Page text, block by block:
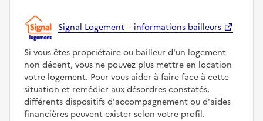
Signal Logement – informations bailleurs
Si vous êtes propriétaire ou bailleur d'un logement
non décent, vous ne pouvez plus mettre en location
votre logement. Pour vous aider à faire face à cette
situation et remédier aux désordres constatés,
différents dispositifs d'accompagnement ou d'aides
financières peuvent exister selon votre profil.